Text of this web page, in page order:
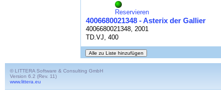
Reservieren
4006680021348 - Asterix der Gallier
4006680021348, 2001
TD.VJ, 400
© LITTERA Software & Consulting GmbH
Version 6.2 (Rev. 11)
www.littera.eu